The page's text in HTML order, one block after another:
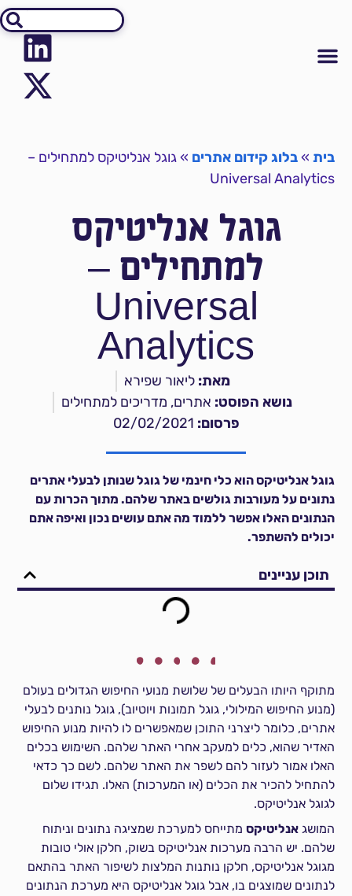
בית »בלוג קידום אתרים »גוגל אנליטיקס למתחילים –
Universal Analytics
גוגל אנליטיקס
למתחילים –
Universal
Analytics
מאת: ליאור שפירא
נושא הפוסט: אתרים, מדריכים למתחילים
פרסום: 02/02/2021
גוגל אנליטיקס הוא כלי חינמי של גוגל שנותן לבעלי אתרים
נתונים על מעורבות גולשים באתר שלהם. מתוך הכרות עם
הנתונים האלו אפשר ללמוד מה אתם עושים נכון ואיפה אתם
יכולים להשתפר.
תוכן עניינים
מתוקף היותו הבעלים של שלושת מנועי החיפוש הגדולים בעולם
(מנוע החיפוש המילולי, גוגל תמונות ויוטיוב), גוגל נותנים לבעלי
אתרים, כלומר ליצרני התוכן שמאפשרים לו להיות מנוע החיפוש
האדיר שהוא, כלים למעקב אחרי האתר שלהם. השימוש בכלים
האלו אמור לעזור להם לשפר את האתר שלהם. לשם כך כדאי
להתחיל להכיר את הכלים (או המערכות) האלו. תגידו שלום
לגוגל אנליטיקס.
המושגאנליטיקס מתייחס למערכת שמציגה נתונים וניתוח
שלהם. יש הרבה מערכות אנליטיקס בשוק, חלקן אולי טובות
מגוגל אנליטיקס, חלקן נותנות המלצות לשיפור האתר בהתאם
לנתונים שמוצגים בו, אבל גוגל אנליטיקס היא מערכת הנתונים